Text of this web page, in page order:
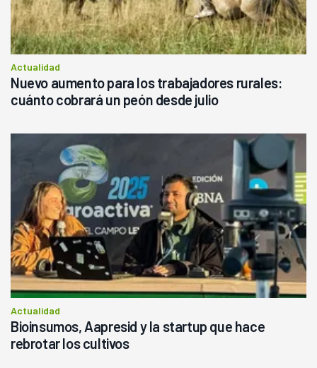
Actualidad
Nuevo aumento para los trabajadores rurales:
cuánto cobrará un peón desde julio
Actualidad
Bioinsumos, Aapresid y la startup que hace
rebrotar los cultivos